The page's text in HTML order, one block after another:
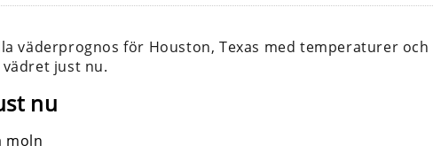
väderprognos för Houston, Texas med temperaturer
just nu.
nu